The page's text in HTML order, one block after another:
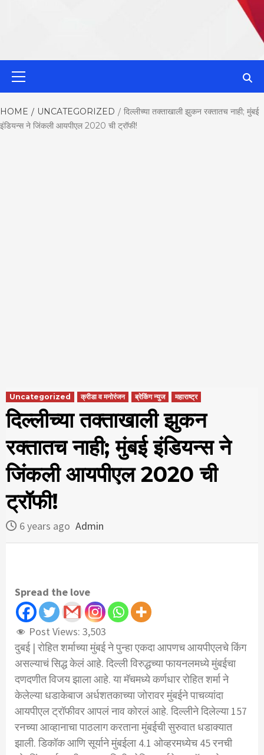
Best News
HOME UNCATEGORIZED
दिल्लीच्या तक्ताखाली झुकन रक्तातच नाही; मुंबई
इंडियन्स ने जिंकली आयपीएल 2020 ची ट्रॉफी!
Uncategorized क्रीडा व मनोरंजन ब्रेकिंग न्युज महाराष्ट्र
दिल्लीच्या तक्ताखाली झुकन
रक्तातच नाही; मुंबई इंडियन्स ने
जिंकली आयपीएल 2020 ची
ट्रॉफी!
6 years ago Admin
Spread the love
Post Views: 3,503
दुबई | रोहित शर्माच्या मुंबई ने पुन्हा एकदा आपणच आयपीएलचे किंग
असल्याचं सिद्ध केलं आहे. दिल्ली विरुद्धच्या फायनलमध्ये मुंबईचा
दणदणीत विजय झाला आहे. या मॅचमध्ये कर्णधार रोहित शर्मा ने
केलेल्या धडाकेबाज अर्धशतकाच्या जोरावर मुंबईने पाचव्यांदा
आयपीएल ट्रॉफीवर आपलं नाव कोरलं आहे. दिल्लीने दिलेल्या 157
रनच्या आव्हानाचा पाठलाग करताना मुंबईची सुरुवात धडाक्यात
झाली. डिकॉक आणि सूर्याने मुंबईला 4.1 ओव्हरमध्येच 45 रनची